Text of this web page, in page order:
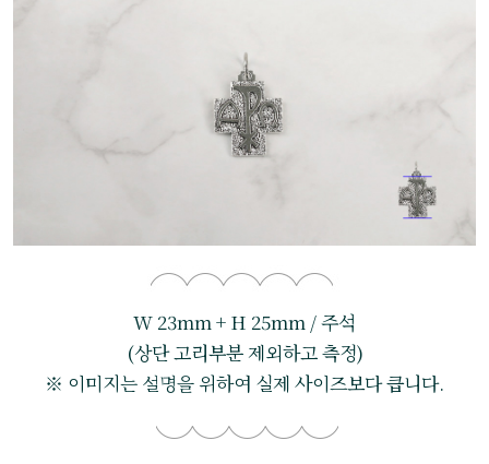
W 23mm + H 25mm / 주석
(상단 고리부분 제외하고 측정)
※ 이미지는 설명을 위하여 실제 사이즈보다 큽니다.